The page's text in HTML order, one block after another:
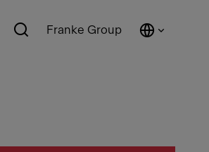
Franke Group